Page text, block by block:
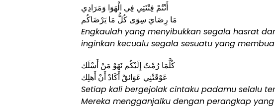
أَنْتُمْ فِتْنَتِي فِي الْهَوَا وَمَرَادِي
مَا رِضَايَ سِوَى كُلُّ مَا يَرْضَاكُم
Engkaulah yang menyibukkan segala hasrat
inginkan kecualu segala sesuatu yang
كُلَّمَا رُمْتُ إِلَيْكُم نَهَوْ مَنْ أَسْلَك
عَوْقَتْنِي عَوَائقْ أَكَادْ أَنْ أَهلِك
Setiap kali bergejolak cintaku padamu selalu
Mereka mengganjalku dengan perangkap